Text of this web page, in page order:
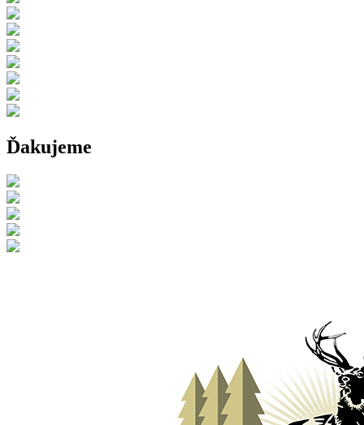
Ďakujeme